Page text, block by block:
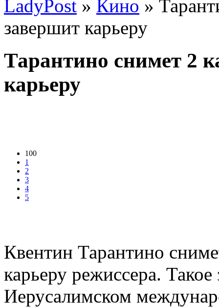
LadyPost » Кино »
завершит карьеру
Тарантино снимет 2
карьеру
100
1
2
3
4
5
Квентин Тарантино
карьеру режиссера. Такое
Иерусалимском